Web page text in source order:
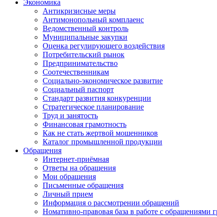
Экономика
Антикризисные меры
Антимонопольный комплаенс
Ведомственный контроль
Муниципальные закупки
Оценка регулирующего воздействия
Потребительский рынок
Предпринимательство
Соотечественникам
Социально-экономическое развитие
Социальный паспорт
Стандарт развития конкуренции
Стратегическое планирование
Труд и занятость
Финансовая грамотность
Как не стать жертвой мошенников
Каталог промышленной продукции
Обращения
Интернет-приёмная
Ответы на обращения
Мои обращения
Письменные обращения
Личный прием
Информация о рассмотрении обращений
Номативно-правовая база в работе с обращениями